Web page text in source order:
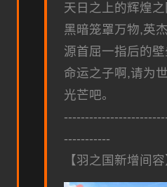
天日之上的辉煌之
黑暗笼罩万物,英
源首屈一指后的
命运之子啊,请为
光芒吧。
-----------
【羽之国新增间容